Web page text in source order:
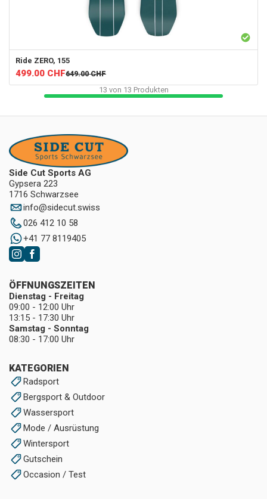
Ride ZERO, 155
499.00 CHF649.00 CHF
13 von 13 Produkten
Side Cut Sports AG
Gypsera 223
1716 Schwarzsee
info@sidecut.swiss
026 412 10 58
+41 77 8119405
KATEGORIEN
Radsport
Bergsport & Outdoor
Wassersport
Mode / Ausrüstung
Wintersport
Gutschein
Occasion / Test
ÖFFNUNGSZEITEN
Dienstag - Freitag
09:00 - 12:00 Uhr
13:15 - 17:30 Uhr
Samstag - Sonntag
08:30 - 17:00 Uhr